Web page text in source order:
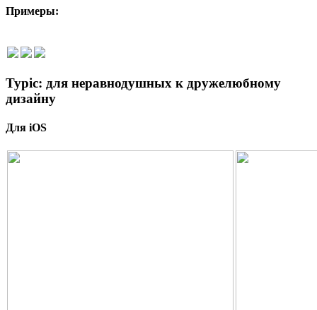
Примеры:
Typic: для неравнодушных к дружелюбному
дизайну
Для iOS